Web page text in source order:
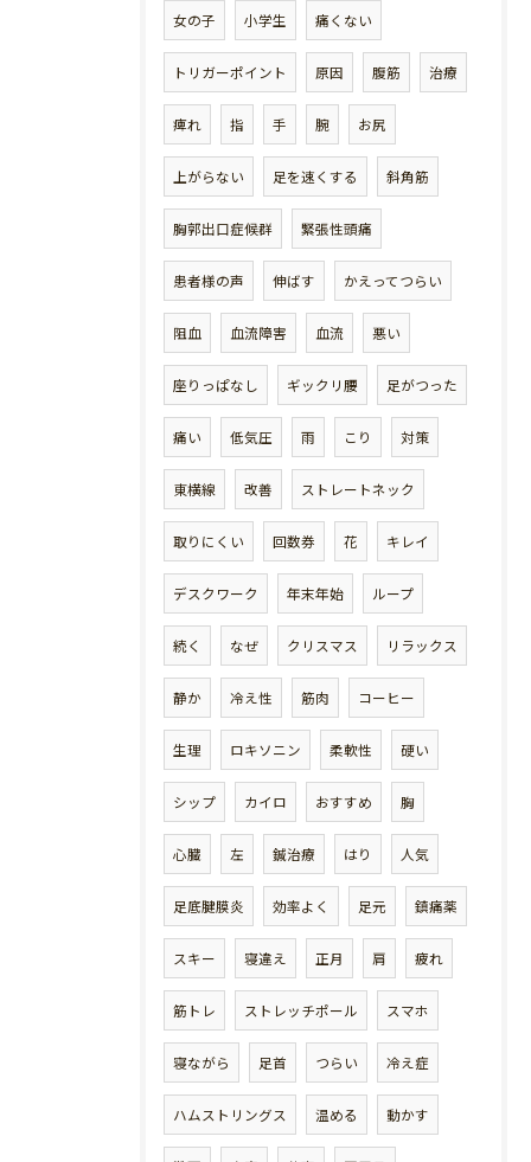
女の子 小学生 痛くない
トリガーポイント 原因 腹筋 治療
痺れ 指 手 腕 お尻
上がらない 足を速くする 斜角筋
胸郭出口症候群 緊張性頭痛
患者様の声 伸ばす かえってつらい
阻血 血流障害 血流 悪い
座りっぱなし ギックリ腰 足がつった
痛い 低気圧 雨 こり 対策
東横線 改善 ストレートネック
取りにくい 回数券 花 キレイ
デスクワーク 年末年始 ループ
続く なぜ クリスマス リラックス
静か 冷え性 筋肉 コーヒー
生理 ロキソニン 柔軟性 硬い
シップ カイロ おすすめ 胸
心臓 左 鍼治療 はり 人気
足底腱膜炎 効率よく 足元 鎮痛薬
スキー 寝違え 正月 肩 疲れ
筋トレ ストレッチポール スマホ
寝ながら 足首 つらい 冷え症
ハムストリングス 温める 動かす